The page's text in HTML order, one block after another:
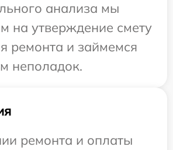
анализа мы
на утверждение смету
ремонта и займемся
неполадок.
ремонта и оплаты